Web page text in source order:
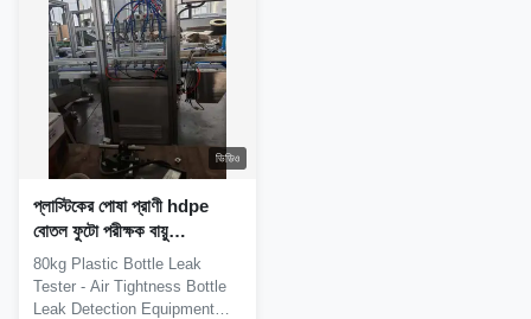
ভিডিও
প্লাস্টিকের পোষা প্রাণী hdpe
বোতল ফুটো পরীক্ষক বায়ু
tightness বোতল ফুটো
সনাক্তকরণ সরঞ্জাম বোতল
প্যাকেজিং মেশিন
80kg Plastic Bottle Leak
Tester - Air Tightness Bottle
Leak Detection Equipment